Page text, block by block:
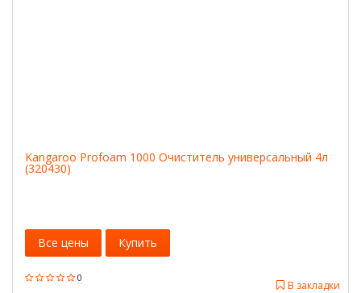
Kangaroo Profoam 1000 Очиститель универсальный 4л
(320430)
0
В закладки
Все цены Купить